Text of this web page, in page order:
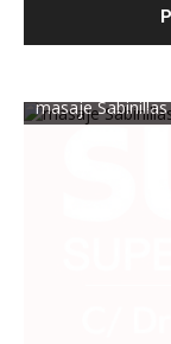
masaje Sabinillas